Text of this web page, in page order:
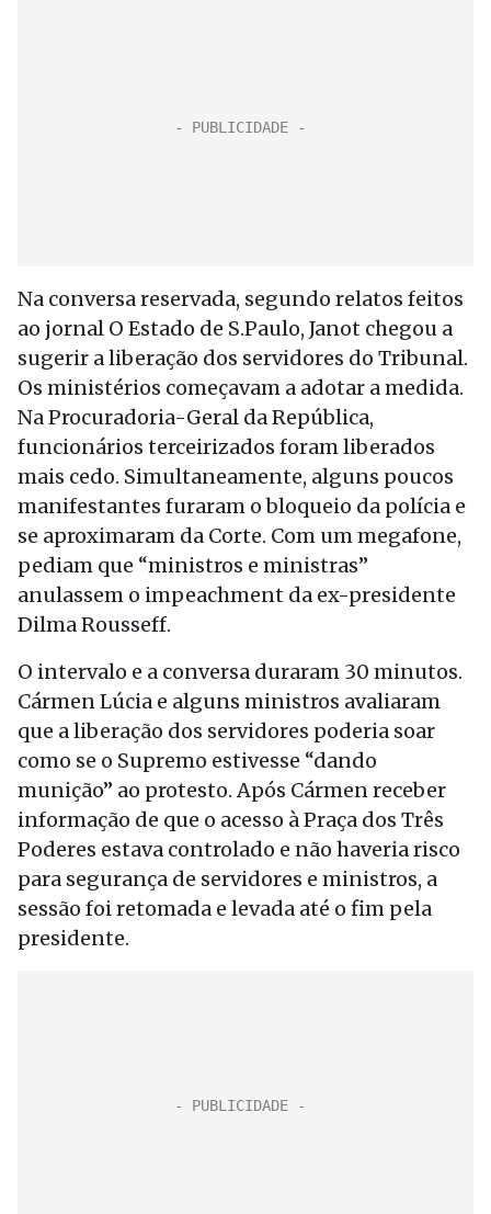
Na conversa reservada, segundo relatos feitos
ao jornal O Estado de S.Paulo, Janot chegou a
sugerir a liberação dos servidores do Tribunal.
Os ministérios começavam a adotar a medida.
Na Procuradoria-Geral da República,
funcionários terceirizados foram liberados
mais cedo. Simultaneamente, alguns poucos
manifestantes furaram o bloqueio da polícia e
se aproximaram da Corte. Com um megafone,
pediam que “ministros e ministras”
anulassem o impeachment da ex-presidente
Dilma Rousseff.
O intervalo e a conversa duraram 30 minutos.
Cármen Lúcia e alguns ministros avaliaram
que a liberação dos servidores poderia soar
como se o Supremo estivesse “dando
munição” ao protesto. Após Cármen receber
informação de que o acesso à Praça dos Três
Poderes estava controlado e não haveria risco
para segurança de servidores e ministros, a
sessão foi retomada e levada até o fim pela
presidente.